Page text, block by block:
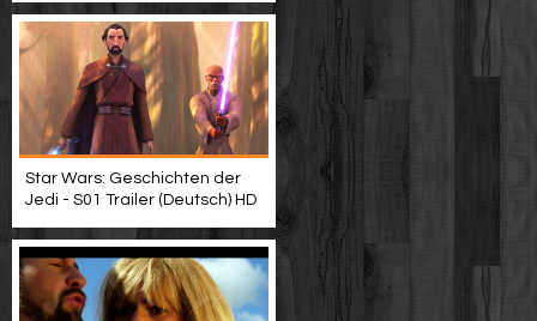
Star Wars: Geschichten der
Jedi - S01 Trailer (Deutsch) HD